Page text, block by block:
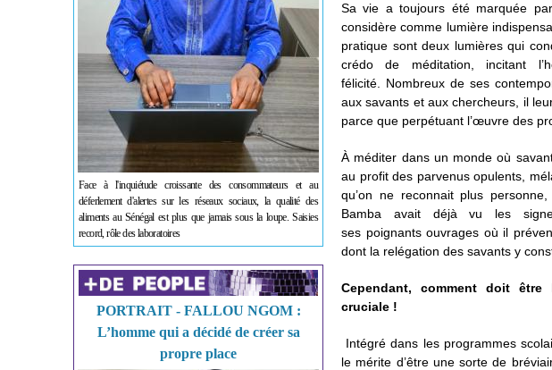
Face à l'inquiétude croissante des consommateurs et au
déferlement d'alertes sur les réseaux sociaux, la qualité des
aliments au Sénégal est plus que jamais sous la loupe. Saisies
record, rôle des laboratoires
PORTRAIT - FALLOU NGOM :
L’homme qui a décidé de créer sa
propre place
Sa vie a toujours été marquée
considère comme lumière
pratique sont deux lumières qui
crédo de méditation, incitant
félicité. Nombreux de ses
aux savants et aux chercheurs, il
parce que perpétuant l’œuvre des
À méditer dans un monde où
au profit des parvenus opulents,
qu’on ne reconnait plus
Bamba avait déjà vu les
ses poignants ouvrages où il
dont la relégation des savants y
Cependant, comment doit
cruciale !
Intégré dans les programmes
le mérite d’être une sorte de